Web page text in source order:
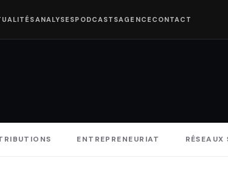
ANALYSESPODCASTSAGENCE CONTACT
ENTREPRENEURIAT RÉSEAUX